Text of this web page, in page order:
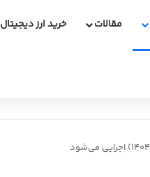
مقالات خرید ارز دیجیتال